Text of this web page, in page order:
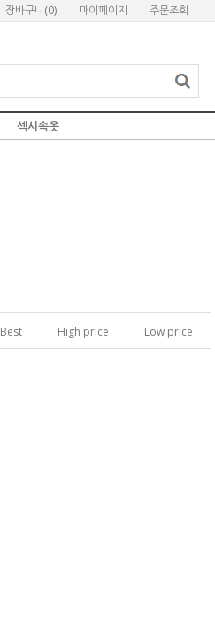
장바구니(0) 마이페이지 주문조회
섹시속옷
Best High price Low price